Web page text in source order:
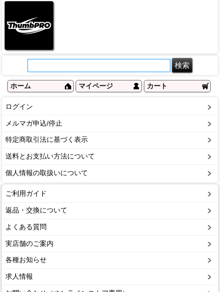
ホーム マイページ カート
ログイン
メルマガ申込/停止
特定商取引法に基づく表示
送料とお支払い方法について
個人情報の取扱いについて
ご利用ガイド
返品・交換について
よくある質問
実店舗のご案内
各種お知らせ
求人情報